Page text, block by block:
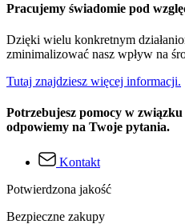
Pracujemy świadomie pod
Dzięki wielu konkretnym
zminimalizować nasz wpływ na
Tutaj znajdziesz więcej informacji.
Potrzebujesz pomocy w
odpowiemy na Twoje pytania.
Kontakt
Potwierdzona jakość
Bezpieczne zakupy